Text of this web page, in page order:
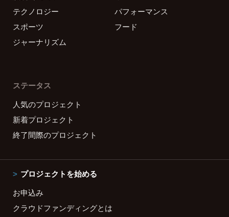
テクノロジー
パフォーマンス
スポーツ
フード
ジャーナリズム
ステータス
人気のプロジェクト
新着プロジェクト
終了間際のプロジェクト
プロジェクトを始める
お申込み
クラウドファンディングとは